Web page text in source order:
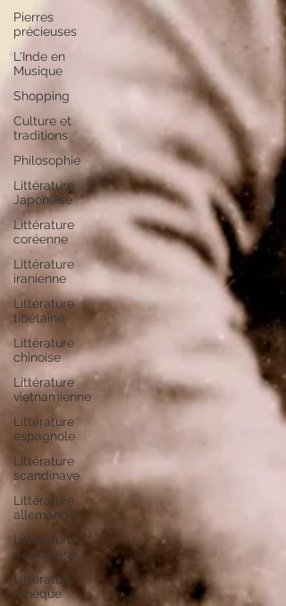
Pierres
précieuses
L'Inde en
Musique
Shopping
Culture et
traditions
Philosophie
Littérature
Japonaise
Littérature
coréenne
Littérature
iranienne
Littérature
tibétaine
Littérature
chinoise
Littérature
vietnamienne
Littérature
espagnole
Littérature
scandinave
Littérature
allemande
Littérature
portugaise
Littérature
tchèque